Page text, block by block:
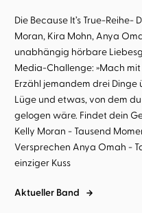
Die Because It’s True-Reihe-
Moran, Kira Mohn, Anya
unabhängig hörbare
Media-Challenge: »Mach
Erzähl jemandem drei
Lüge und etwas, von dem
gelogen wäre. Findet dein
Kelly Moran - Tausend
Versprechen Anya Omah -
einziger Kuss
Aktueller Band